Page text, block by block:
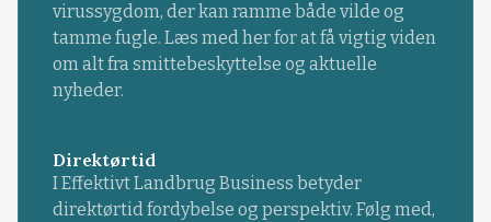
virussygdom, der kan ramme både vilde og
tamme fugle. Læs med her for at få vigtig viden
om alt fra smittebeskyttelse og aktuelle
nyheder.
Direktørtid
I Effektivt Landbrug Business betyder
direktørtid fordybelse og perspektiv. Følg med,